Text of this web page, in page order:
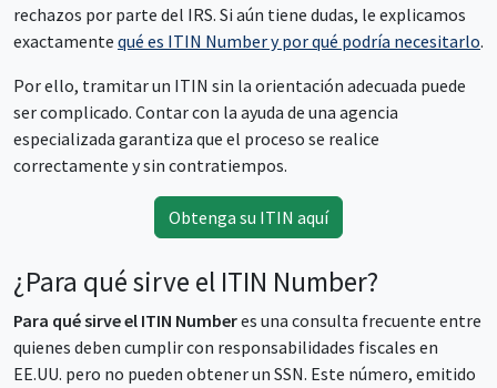
rechazos por parte del IRS. Si aún tiene dudas, le explicamos
exactamente qué es ITIN Number y por qué podría necesitarlo.
Por ello, tramitar un ITIN sin la orientación adecuada puede
ser complicado. Contar con la ayuda de una agencia
especializada garantiza que el proceso se realice
correctamente y sin contratiempos.
Obtenga su ITIN aquí
¿Para qué sirve el ITIN Number?
Para qué sirve el ITIN Numberes una consulta frecuente entre
quienes deben cumplir con responsabilidades fiscales en
EE.UU. pero no pueden obtener un SSN. Este número, emitido